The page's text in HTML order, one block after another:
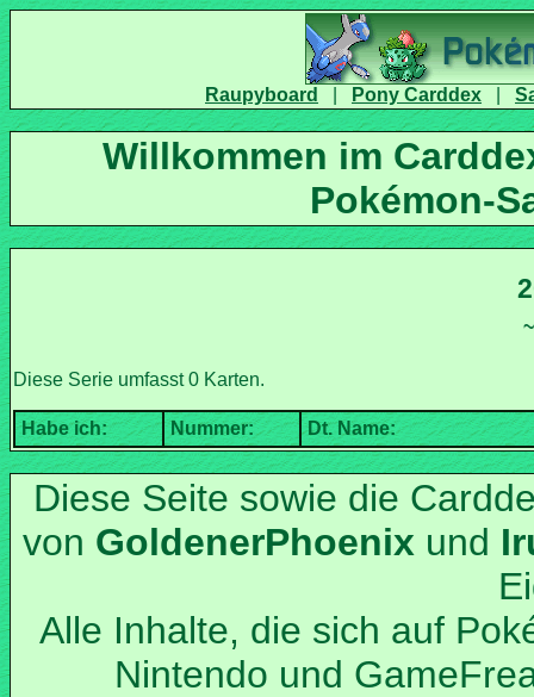
Willkommen im
Diese Seite sowie die
von
und
Alle Inhalte, die sich auf
Nintendo und